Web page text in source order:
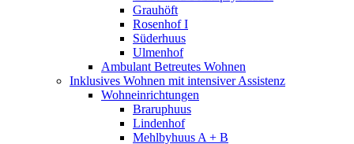
Grauhöft
Rosenhof I
Süderhuus
Ulmenhof
Ambulant Betreutes Wohnen
Inklusives Wohnen mit intensiver Assistenz
Wohneinrichtungen
Braruphuus
Lindenhof
Mehlbyhuus A + B